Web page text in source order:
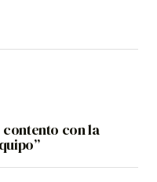
contento con la